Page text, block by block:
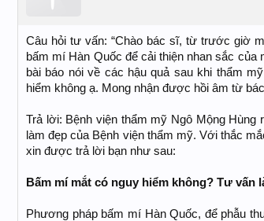
Câu hỏi tư vấn: “Chào bác sĩ, từ trước giờ
bấm mí Hàn Quốc để cải thiện nhan sắc
bài báo nói về các hậu quả sau khi thẩm
hiểm không ạ. Mong nhận được hồi âm từ
Trả lời: Bệnh viện thẩm mỹ Ngô Mộng
làm đẹp của Bệnh viện thẩm mỹ. Với thắc
xin được trả lời bạn như sau:
Bấm mí mắt có nguy hiểm không? Tư vấn
Phương pháp bấm mí Hàn Quốc, để phẫu